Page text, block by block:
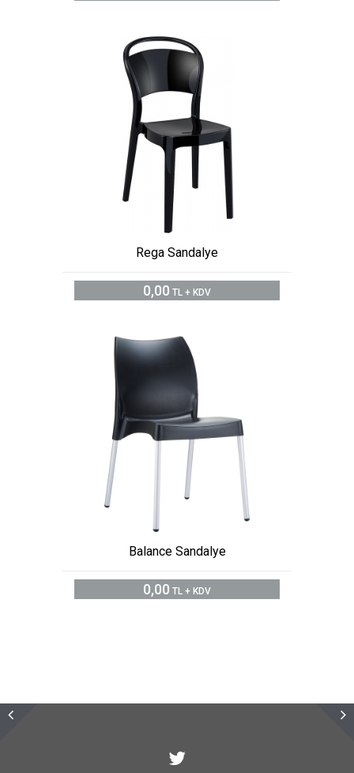
Rega Sandalye
0,00 TL + KDV
Balance Sandalye
0,00 TL + KDV